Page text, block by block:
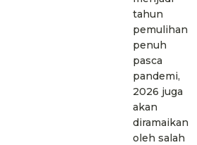
tahun
pemulihan
penuh
pasca
pandemi,
2026 juga
akan
diramaikan
oleh salah